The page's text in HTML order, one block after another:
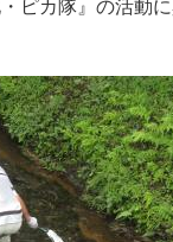
ピカ隊』の活動